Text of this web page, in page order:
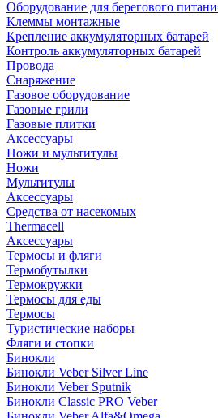
Оборудование для берегового
Клеммы монтажные
Крепление аккумуляторных батарей
Контроль аккумуляторных батарей
Провода
Снаряжение
Газовое оборудование
Газовые грили
Газовые плитки
Аксессуары
Ножи и мультитулы
Ножи
Мультитулы
Аксессуары
Средства от насекомых
Thermacell
Аксессуары
Термосы и фляги
Термобутылки
Термокружки
Термосы для еды
Термосы
Туристические наборы
Фляги и стопки
Бинокли
Бинокли Veber Silver Line
Бинокли Veber Sputnik
Бинокли Classic PRO Veber